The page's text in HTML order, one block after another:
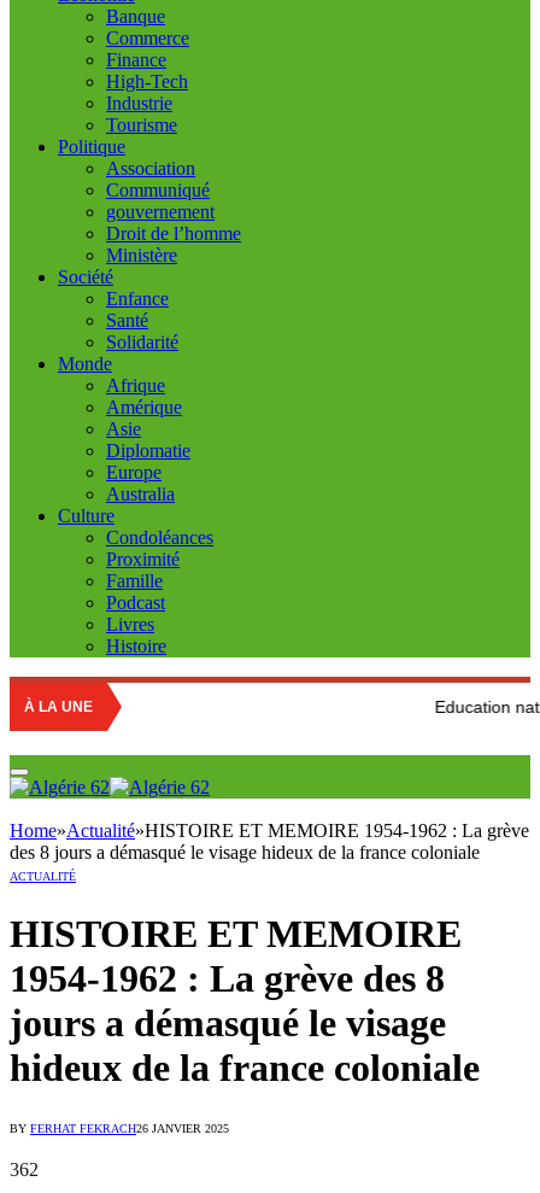
Banque
Commerce
Finance
High-Tech
Industrie
Tourisme
Politique
Association
Communiqué
gouvernement
Droit de l’homme
Ministère
Société
Enfance
Santé
Solidarité
Monde
Afrique
Amérique
Asie
Diplomatie
Europe
Australia
Culture
Condoléances
Proximité
Famille
Podcast
Livres
Histoire
À LA UNE Education nationale : Louisa
Home»Actualité»HISTOIRE ET MEMOIRE 1954-1962 : La grève
des 8 jours a démasqué le visage hideux de la france coloniale
ACTUALITÉ
HISTOIRE ET MEMOIRE
1954-1962 : La grève des 8
jours a démasqué le visage
hideux de la france coloniale
BY FERHAT FEKRACH26 JANVIER 2025
362